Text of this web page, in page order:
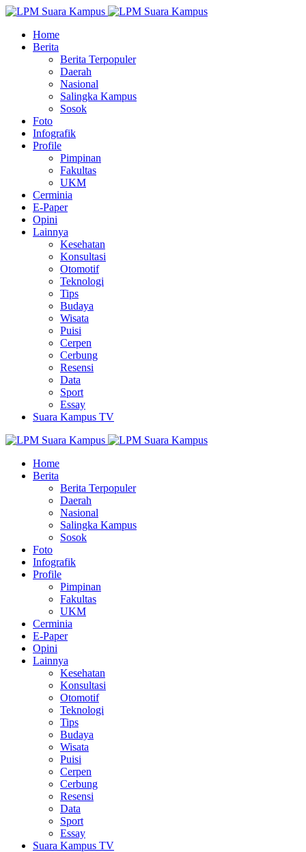
Home
Berita
Berita Terpopuler
Daerah
Nasional
Salingka Kampus
Sosok
Foto
Infografik
Profile
Pimpinan
Fakultas
UKM
Cerminia
E-Paper
Opini
Lainnya
Kesehatan
Konsultasi
Otomotif
Teknologi
Tips
Budaya
Wisata
Puisi
Cerpen
Cerbung
Resensi
Data
Sport
Essay
Suara Kampus TV
Home
Berita
Berita Terpopuler
Daerah
Nasional
Salingka Kampus
Sosok
Foto
Infografik
Profile
Pimpinan
Fakultas
UKM
Cerminia
E-Paper
Opini
Lainnya
Kesehatan
Konsultasi
Otomotif
Teknologi
Tips
Budaya
Wisata
Puisi
Cerpen
Cerbung
Resensi
Data
Sport
Essay
Suara Kampus TV